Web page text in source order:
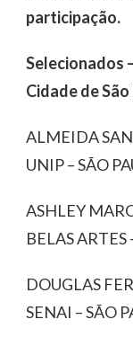
participação.
Selecionados
Cidade de
ALMEIDA
UNIP – SÃO
ASHLEY
BELAS ARTES
DOUGLAS
SENAI – SÃO